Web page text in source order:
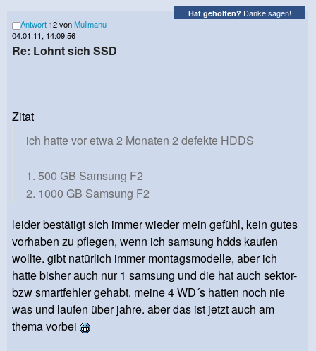
Hat geholfen? Danke sagen!
Antwort 12 vonMullmanu
04.01.11, 14:09:56
Re: Lohnt sich SSD
Zitat
ich hatte vor etwa 2 Monaten 2 defekte HDDS
1. 500 GB Samsung F2
2. 1000 GB Samsung F2
leider bestätigt sich immer wieder mein gefühl, kein gutes
vorhaben zu pflegen, wenn ich samsung hdds kaufen
wollte. gibt natürlich immer montagsmodelle, aber ich
hatte bisher auch nur 1 samsung und die hat auch sektor-
bzw smartfehler gehabt. meine 4 WD´s hatten noch nie
was und laufen über jahre. aber das ist jetzt auch am
thema vorbei